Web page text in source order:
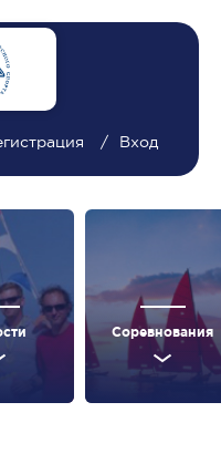
Вход
Соревнования